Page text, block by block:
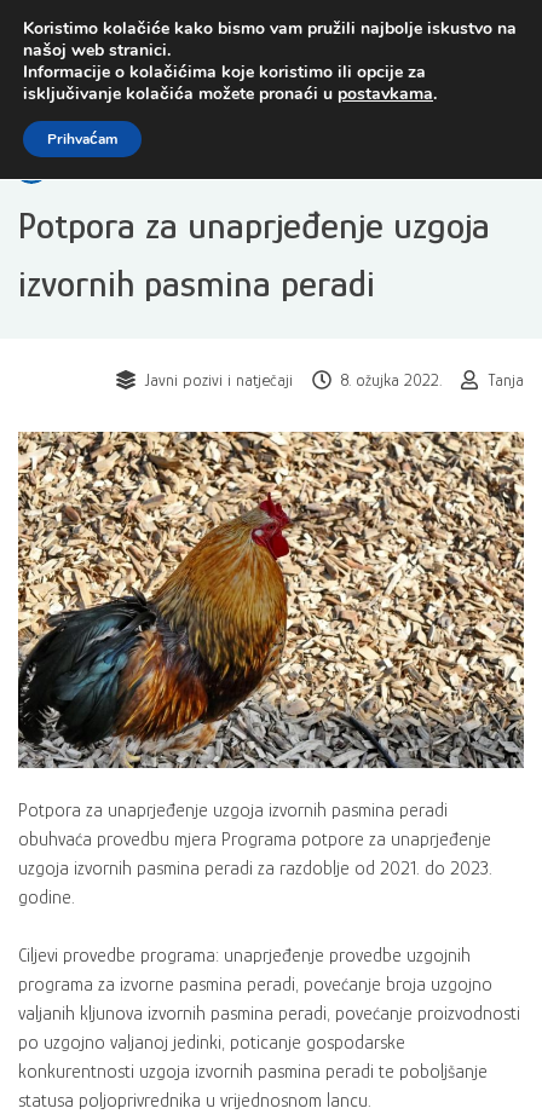
Open toolbar
sadržaj
Potpora za unaprjeđenje uzgoja
izvornih pasmina peradi
Javni pozivi i natječaji 8. ožujka 2022. Tanja
Potpora za unaprjeđenje uzgoja izvornih pasmina peradi
obuhvaća provedbu mjera Programa potpore za unaprjeđenje
uzgoja izvornih pasmina peradi za razdoblje od 2021. do 2023.
godine.
Ciljevi provedbe programa: unaprjeđenje provedbe uzgojnih
programa za izvorne pasmina peradi, povećanje broja uzgojno
valjanih kljunova izvornih pasmina peradi, povećanje proizvodnosti
po uzgojno valjanoj jedinki, poticanje gospodarske
konkurentnosti uzgoja izvornih pasmina peradi te poboljšanje
statusa poljoprivrednika u vrijednosnom lancu.
Koristimo kolačiće kako bismo vam pružili najbolje iskustvo na
našoj web stranici.
Informacije o kolačićima koje koristimo ili opcije za
isključivanje kolačića možete pronaći u postavkama.
Prihvaćam